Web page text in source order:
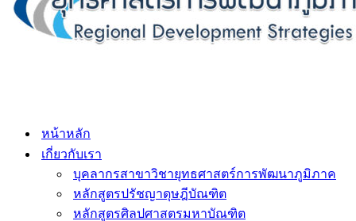
หน้าหลัก
เกี่ยวกับเรา
บุคลากรสาขาวิชายุทธศาสตร์การพัฒนาภูมิภาค
หลักสูตรปรัชญาดุษฎีบัณฑิต
หลักสูตรศิลปศาสตรมหาบัณฑิต